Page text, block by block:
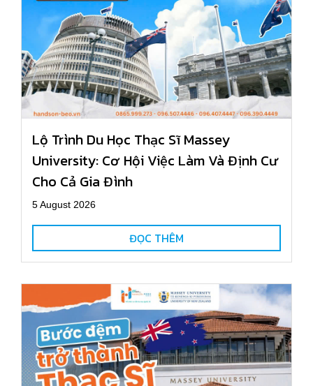
Lộ Trình Du Học Thạc Sĩ Massey
University: Cơ Hội Việc Làm Và Định Cư
Cho Cả Gia Đình
5 August 2026
ĐỌC THÊM